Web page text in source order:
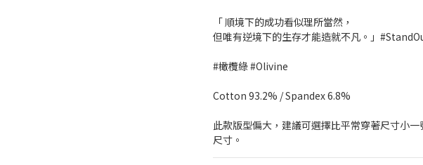
「 順境下的成功看似理所當然，
但唯有逆境下的生存才能造就不凡。」
#橄欖綠 #Olivine
Cotton 93.2% / Spandex 6.8%
此款版型偏大，建議可選擇比平常穿著尺寸小
尺寸。